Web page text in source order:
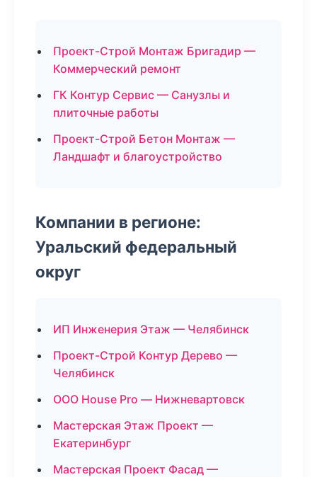
Проект-Строй Монтаж Бригадир —
Коммерческий ремонт
ГК Контур Сервис — Санузлы и
плиточные работы
Проект-Строй Бетон Монтаж —
Ландшафт и благоустройство
Компании в регионе:
Уральский федеральный
округ
ИП Инженерия Этаж — Челябинск
Проект-Строй Контур Дерево —
Челябинск
ООО House Pro — Нижневартовск
Мастерская Этаж Проект —
Екатеринбург
Мастерская Проект Фасад —